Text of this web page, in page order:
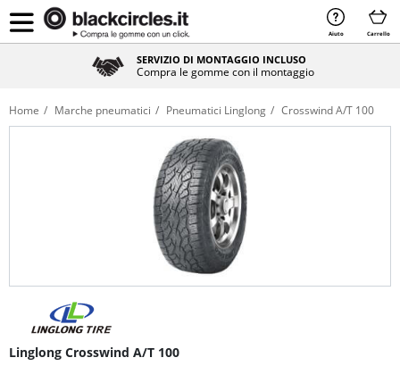
Aiuto Carrello
SERVIZIO DI MONTAGGIO INCLUSO
Compra le gomme con il montaggio
Home Marche pneumatici Pneumatici Linglong Crosswind A/T 100
Linglong Crosswind A/T 100